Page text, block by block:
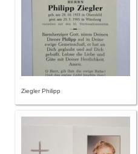
Ziegler Philipp